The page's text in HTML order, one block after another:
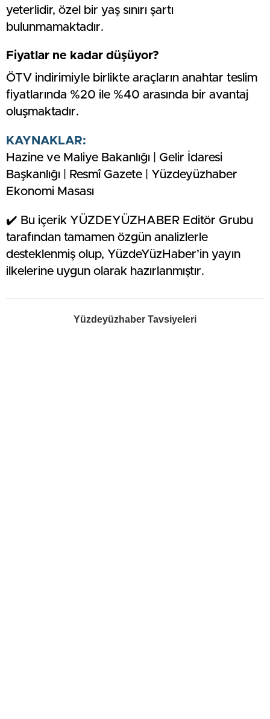
yeterlidir, özel bir yaş sınırı şartı
bulunmamaktadır.
Fiyatlar ne kadar düşüyor?
ÖTV indirimiyle birlikte araçların anahtar teslim
fiyatlarında %20 ile %40 arasında bir avantaj
oluşmaktadır.
KAYNAKLAR:
Hazine ve Maliye Bakanlığı | Gelir İdaresi
Başkanlığı | Resmî Gazete | Yüzdeyüzhaber
Ekonomi Masası
✔️ Bu içerik YÜZDEYÜZHABER Editör Grubu
tarafından tamamen özgün analizlerle
desteklenmiş olup, YüzdeYüzHaber’in yayın
ilkelerine uygun olarak hazırlanmıştır.
Yüzdeyüzhaber Tavsiyeleri